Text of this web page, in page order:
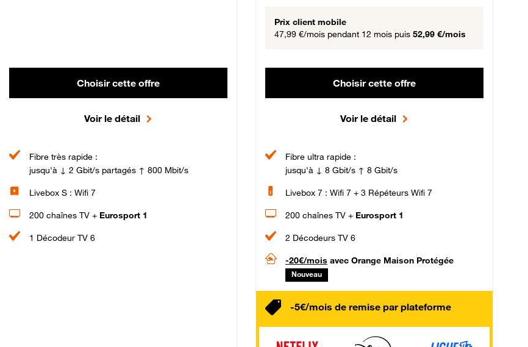
Choisir cette offre
Voir le détail
Fibre très rapide :
jusqu'à ↓ 2 Gbit/s partagés ↑ 800 Mbit/s
Livebox S : Wifi 7
200 chaînes TV + Eurosport 1
1 Décodeur TV 6
Prix client mobile
47,99 €/mois pendant 12 mois puis 52,99 €/mois
Choisir cette offre
Voir le détail
Fibre ultra rapide :
jusqu'à ↓ 8 Gbit/s ↑ 8 Gbit/s
Livebox 7 : Wifi 7 + 3 Répéteurs Wifi 7
200 chaînes TV + Eurosport 1
2 Décodeurs TV 6
-20€/mois avec Orange Maison Protégée
Nouveau
-5€/mois de remise par plateforme